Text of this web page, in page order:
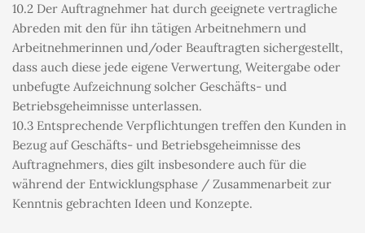
10.2 Der Auftragnehmer hat durch geeignete vertragliche
Abreden mit den für ihn tätigen Arbeitnehmern und
Arbeitnehmerinnen und/oder Beauftragten sichergestellt,
dass auch diese jede eigene Verwertung, Weitergabe oder
unbefugte Aufzeichnung solcher Geschäfts- und
Betriebsgeheimnisse unterlassen.
10.3 Entsprechende Verpflichtungen treffen den Kunden in
Bezug auf Geschäfts- und Betriebsgeheimnisse des
Auftragnehmers, dies gilt insbesondere auch für die
während der Entwicklungsphase / Zusammenarbeit zur
Kenntnis gebrachten Ideen und Konzepte.